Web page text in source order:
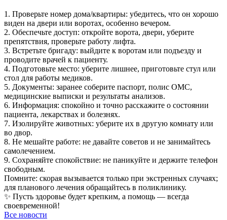
1. Проверьте номер дома/квартиры: убедитесь, что он хорошо
виден на двери или воротах, особенно вечером.
2. Обеспечьте доступ: откройте ворота, двери, уберите
препятствия, проверьте работу лифта.
3. Встретьте бригаду: выйдите к воротам или подъезду и
проводите врачей к пациенту.
4. Подготовьте место: уберите лишнее, приготовьте стул или
стол для работы медиков.
5. Документы: заранее соберите паспорт, полис ОМС,
медицинские выписки и результаты анализов.
6. Информация: спокойно и точно расскажите о состоянии
пациента, лекарствах и болезнях.
7. Изолируйте животных: уберите их в другую комнату или
во двор.
8. Не мешайте работе: не давайте советов и не занимайтесь
самолечением.
9. Сохраняйте спокойствие: не паникуйте и держите телефон
свободным.
Помните: скорая вызывается только при экстренных случаях;
для планового лечения обращайтесь в поликлинику.
✨ Пусть здоровье будет крепким, а помощь — всегда
своевременной!
Все новости